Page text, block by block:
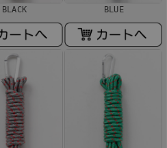
BLACK BLUE